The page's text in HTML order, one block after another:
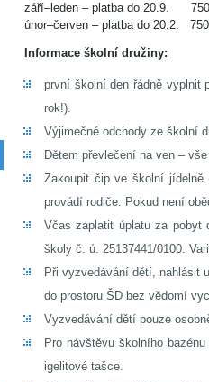
září–leden – platba do 20.9.
únor–červen – platba do 20.2.
Informace školní družiny:
první školní den řádně vyplnit
rok!).
Výjimečné odchody ze školní
Dětem převlečení na ven –
Zakoupit čip ve školní jídelně
provádí rodiče. Pokud není
Včas zaplatit úplatu za pobyt
školy č. ú. 25137441/0100.
Při vyzvedávání dětí, nahlásit
do prostoru ŠD bez vědomí
Vyzvedávání dětí pouze
Pro návštěvu školního
igelitové tašce.